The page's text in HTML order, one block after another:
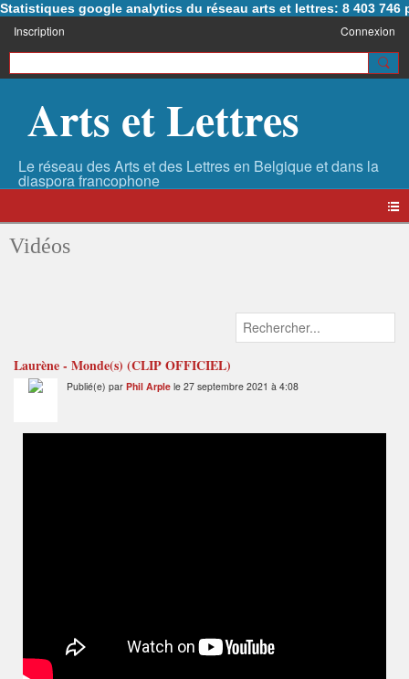
Statistiques google analytics du réseau arts et lettres: 8 403 746
Inscription Connexion
Arts et Lettres
Vidéos
Laurène - Monde(s) (CLIP OFFICIEL)
Publié(e) par Phil Arple le 27 septembre 2021 à 4:08